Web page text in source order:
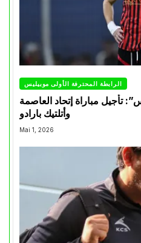
الرابطة المحترفة الأولى موبيليس
تأجيل مباراة إتحاد العاصمة
وأتلتيك بارادو
Mai 1, 2026